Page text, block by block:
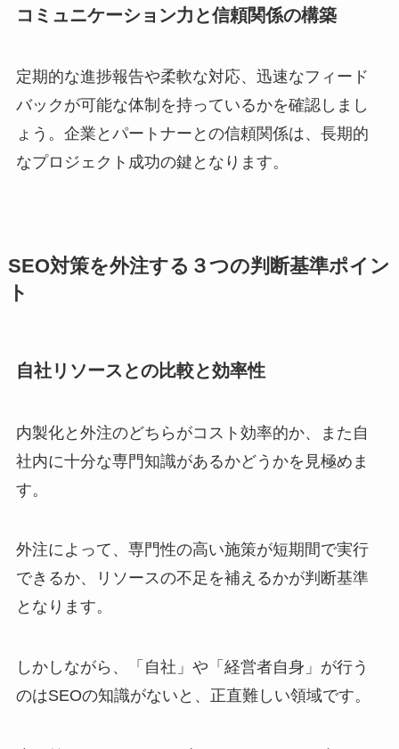
コミュニケーション力と信頼関係の構築
定期的な進捗報告や柔軟な対応、迅速なフィード
バックが可能な体制を持っているかを確認しまし
ょう。企業とパートナーとの信頼関係は、長期的
なプロジェクト成功の鍵となります。
SEO対策を外注する３つの判断基準ポイン
ト
自社リソースとの比較と効率性
内製化と外注のどちらがコスト効率的か、また自
社内に十分な専門知識があるかどうかを見極めま
す。
外注によって、専門性の高い施策が短期間で実行
できるか、リソースの不足を補えるかが判断基準
となります。
しかしながら、「自社」や「経営者自身」が行う
のはSEOの知識がないと、正直難しい領域です。